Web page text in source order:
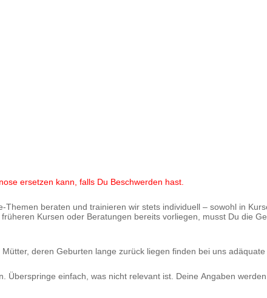
ersetzen kann, falls Du Beschwerden hast.
beraten und trainieren wir stets individuell – sowohl in
Kursen oder Beratungen bereits vorliegen, musst Du die
deren Geburten lange zurück liegen finden bei uns
einfach, was nicht relevant ist. Deine Angaben